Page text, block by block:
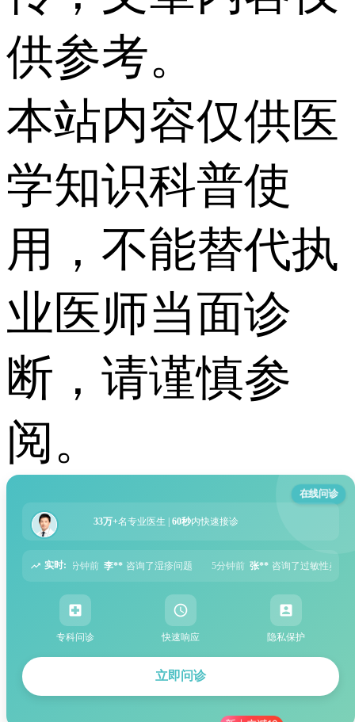
供参考。
本站内容仅供医
学知识科普使
用，不能替代执
业医师当面诊
断，请谨慎参
阅。
在线问诊
33万+名专业医生 | 60秒内快速接诊
实时:
了湿疹问题 5分钟前 张** 咨询了过敏性鼻炎问题 6分钟前 周** 咨询了胃
专科问诊 快速响应 隐私保护
立即问诊